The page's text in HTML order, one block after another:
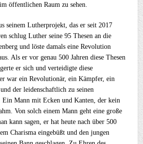
öffentlichen Raum zu sehen.
seinem Lutherprojekt, das er seit 2017
schlug Luther seine 95 Thesen an die
und löste damals eine Revolution
Als er vor genau 500 Jahren diese Thesen
er sich und verteidigte diese
war ein Revolutionär, ein Kämpfer, ein
der leidenschaftlich zu seinen
Ein Mann mit Ecken und Kanten, der kein
Von solch einem Mann geht eine große
kann sagen, er hat heute nach über 500
Charisma eingebüßt und den jungen